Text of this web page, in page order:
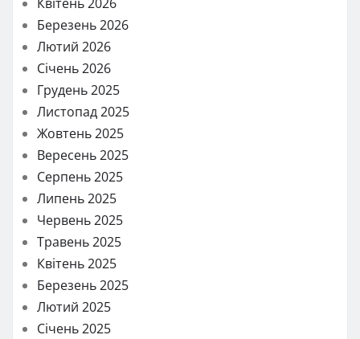
Березень 2026
Лютий 2026
Січень 2026
Грудень 2025
Листопад 2025
Жовтень 2025
Вересень 2025
Серпень 2025
Липень 2025
Червень 2025
Травень 2025
Квітень 2025
Березень 2025
Лютий 2025
Січень 2025